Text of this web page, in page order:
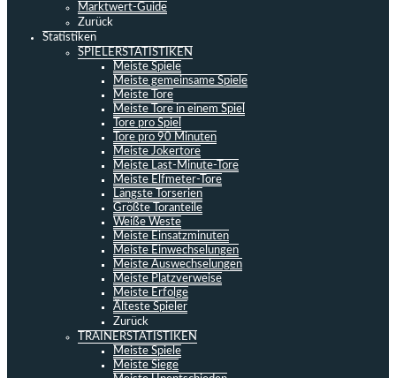
Marktwert-Guide
Zurück
Statistiken
SPIELERSTATISTIKEN
Meiste Spiele
Meiste gemeinsame Spiele
Meiste Tore
Meiste Tore in einem Spiel
Tore pro Spiel
Tore pro 90 Minuten
Meiste Jokertore
Meiste Last-Minute-Tore
Meiste Elfmeter-Tore
Längste Torserien
Größte Toranteile
Weiße Weste
Meiste Einsatzminuten
Meiste Einwechselungen
Meiste Auswechselungen
Meiste Platzverweise
Meiste Erfolge
Älteste Spieler
Zurück
TRAINERSTATISTIKEN
Meiste Spiele
Meiste Siege